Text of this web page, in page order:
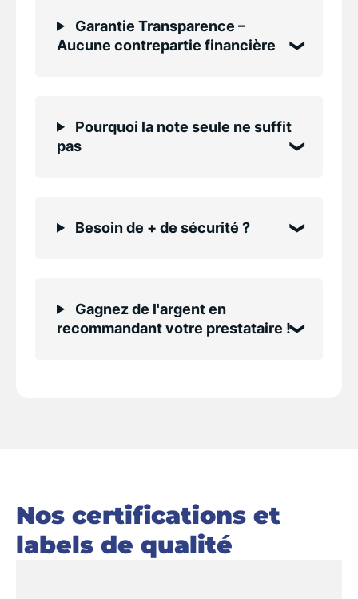
Garantie Transparence –
Aucune contrepartie financière
Pourquoi la note seule ne suffit
pas
Besoin de + de sécurité ?
Gagnez de l'argent en
recommandant votre prestataire !
Nos certifications et
labels de qualité